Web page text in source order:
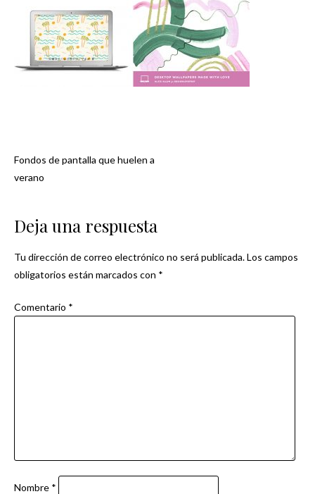
Navegación
Fondos de pantalla que huelen a
verano
Deja una respuesta
Tu dirección de correo electrónico no será publicada.Los campos
obligatorios están marcados con *
Comentario *
Nombre *